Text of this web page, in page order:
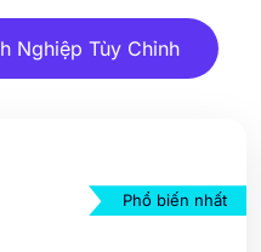
Nghiệp Tùy Chỉnh
Phổ biến nhất